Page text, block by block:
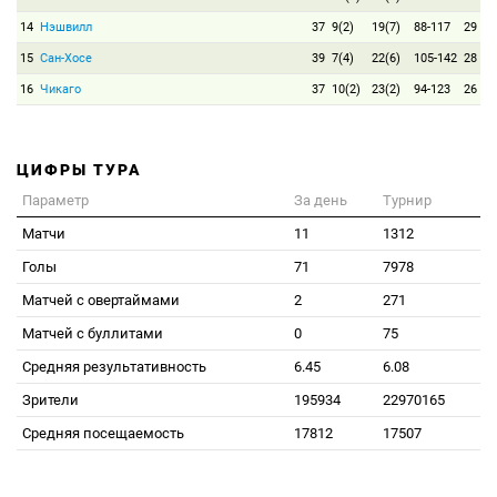
14 Нэшвилл 37 9(2) 19(7) 88-117 29
15 Сан-Хосе 39 7(4) 22(6) 105-142 28
16 Чикаго 37 10(2) 23(2) 94-123 26
ЦИФРЫ ТУРА
Параметр За день
Турнир
Матчи
11
1312
Голы
71
7978
Матчей с овертаймами
2
271
Матчей с буллитами
0
75
Средняя результативность
6.45
6.08
Зрители
195934
22970165
Средняя посещаемость
17812 17507